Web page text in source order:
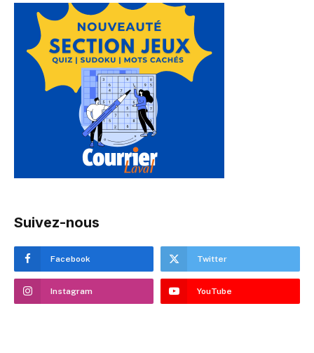
Suivez-nous
Facebook Twitter
Instagram YouTube